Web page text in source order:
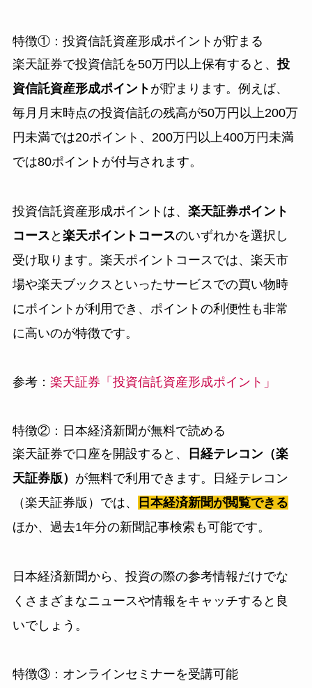
特徴①：投資信託資産形成ポイントが貯まる
楽天証券で投資信託を50万円以上保有すると、投
資信託資産形成ポイント が貯まります。例えば、
毎月月末時点の投資信託の残高が50万円以上200万
円未満では20ポイント、200万円以上400万円未満
では80ポイントが付与されます。
投資信託資産形成ポイントは、 楽天証券ポイント
コース と 楽天ポイントコースのいずれかを選択し
受け取ります。楽天ポイントコースでは、楽天市
場や楽天ブックスといったサービスでの買い物時
にポイントが利用でき、ポイントの利便性も非常
に高いのが特徴です。
参考： 楽天証券「投資信託資産形成ポイント」
特徴②：日本経済新聞が無料で読める
楽天証券で口座を開設すると、
日経テレコン（楽
天証券版） が無料で利用できます。日経テレコン
（楽天証券版）では、
日本経済新聞が閲覧できる
ほか、過去1年分の新聞記事検索も可能です。
日本経済新聞から、投資の際の参考情報だけでな
くさまざまなニュースや情報をキャッチすると良
いでしょう。
特徴③：オンラインセミナーを受講可能